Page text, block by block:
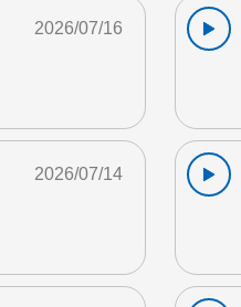
2026/07/16
2026/07/14